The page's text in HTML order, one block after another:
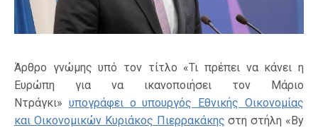
Άρθρο γνώμης υπό τον τίτλο «Τι πρέπει να κάνει η
Ευρώπη για να ικανοποιήσει τον Μάριο
Ντράγκι» υπογράφει ο υπουργός Εθνικής Οικονομίας
και Οικονομικών Κυριάκος Πιερρακάκης στη στήλη «By